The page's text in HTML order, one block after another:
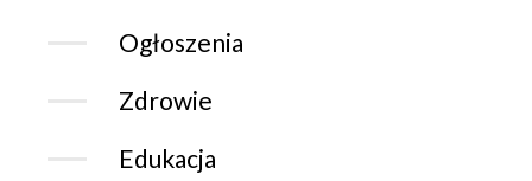
Ogłoszenia
Zdrowie
Edukacja